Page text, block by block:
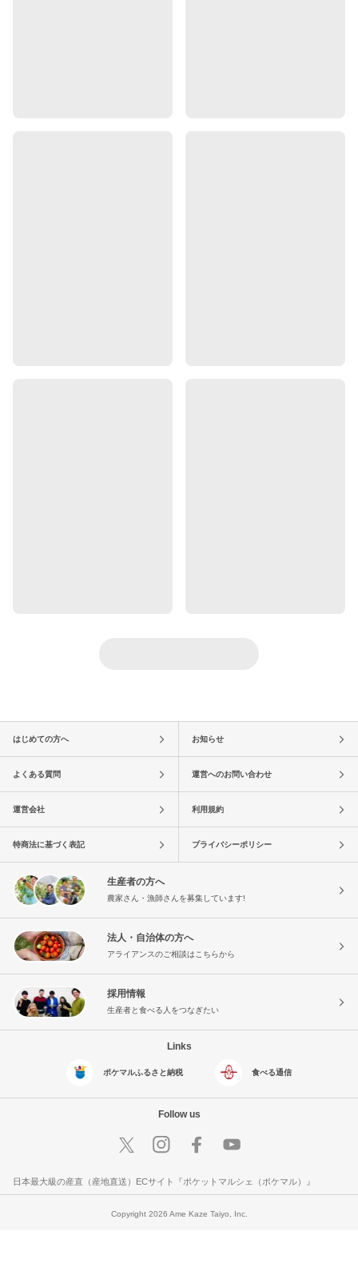
はじめての方へ お知らせ
よくある質問 運営へのお問い合わせ
運営会社 利用規約
特商法に基づく表記 プライバシーポリシー
生産者の方へ
農家さん・漁師さんを募集しています!
法人・自治体の方へ
アライアンスのご相談はこちらから
採用情報
生産者と食べる人をつなぎたい
Links
ポケマルふるさと納税 食べる通信
Follow us
日本最大級の産直（産地直送）ECサイト『ポケットマルシェ（ポケマル）』
Copyright 2026 Ame Kaze Taiyo, Inc.